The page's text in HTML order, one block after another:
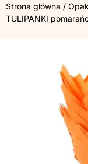
Strona główna /
TULIPANKI